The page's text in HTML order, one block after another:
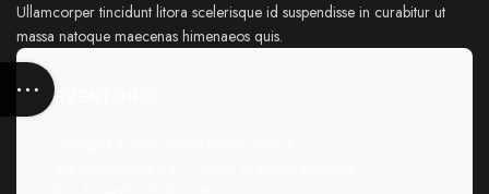
Ullamcorper tincidunt litora scelerisque id suspendisse in curabitur ut
massa natoque maecenas himenaeos quis.